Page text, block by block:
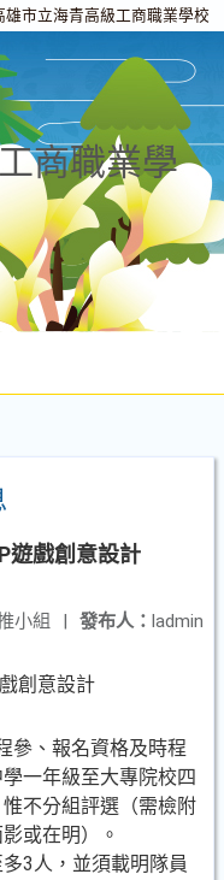
雄市立海青高級工商職業學校
商職業學
遊戲創意設計
發布人： ladmin
小組 |
創意設計
參、報名資格及時程
一年級至大專院校四
不分組評選（需檢附
或在明）。
3人，並須載明隊員